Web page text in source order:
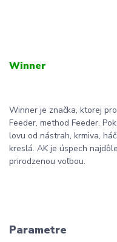
Winner
Winner je značka, ktorej
Feeder, method Feeder.
lovu od nástrah, krmiva,
kreslá. AK je úspech
prirodzenou voľbou.
Parametre